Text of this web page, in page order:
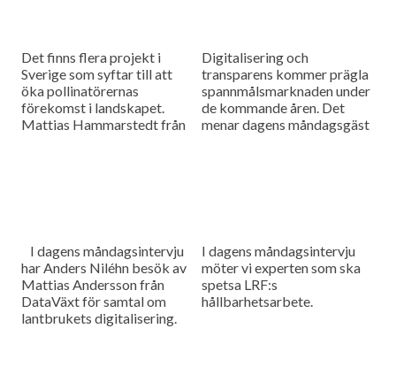
Det finns flera projekt i
Sverige som syftar till att
öka pollinatörernas
förekomst i landskapet.
Mattias Hammarstedt från
Digitalisering och
transparens kommer prägla
spannmålsmarknaden under
de kommande åren. Det
menar dagens måndagsgäst
spannmålsmarknaden.
I dagens måndagsintervju
har Anders Niléhn besök av
Mattias Andersson från
DataVäxt för samtal om
lantbrukets digitalisering.
I dagens måndagsintervju
möter vi experten som ska
spetsa LRF:s
hållbarhetsarbete.